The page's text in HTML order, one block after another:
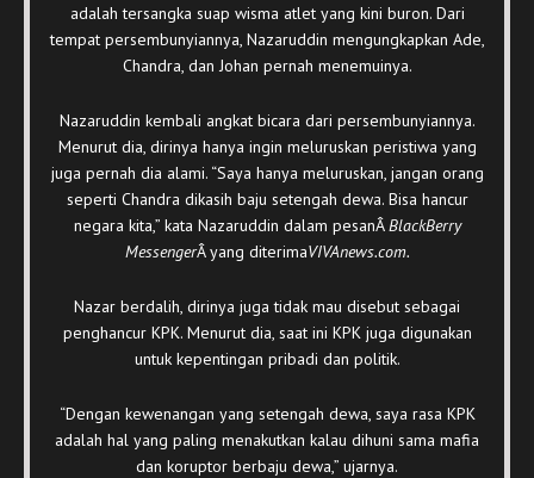
adalah tersangka suap wisma atlet yang kini buron. Dari
tempat persembunyiannya, Nazaruddin mengungkapkan Ade,
Chandra, dan Johan pernah menemuinya.
Nazaruddin kembali angkat bicara dari persembunyiannya.
Menurut dia, dirinya hanya ingin meluruskan peristiwa yang
juga pernah dia alami. “Saya hanya meluruskan, jangan orang
seperti Chandra dikasih baju setengah dewa. Bisa hancur
negara kita,” kata Nazaruddin dalam pesanÂBlackBerry
MessengerÂ yang diterimaVIVAnews.com.
Nazar berdalih, dirinya juga tidak mau disebut sebagai
penghancur KPK. Menurut dia, saat ini KPK juga digunakan
untuk kepentingan pribadi dan politik.
“Dengan kewenangan yang setengah dewa, saya rasa KPK
adalah hal yang paling menakutkan kalau dihuni sama mafia
dan koruptor berbaju dewa,” ujarnya.